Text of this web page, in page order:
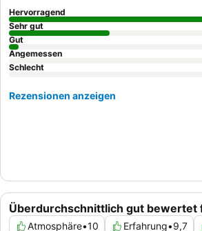
Überdurchschnittlich gut bewertet
Atmosphäre•10 Erfahrung•9,7
Hervorragend
Sehr gut
Gut
Angemessen
Schlecht
Rezensionen anzeigen